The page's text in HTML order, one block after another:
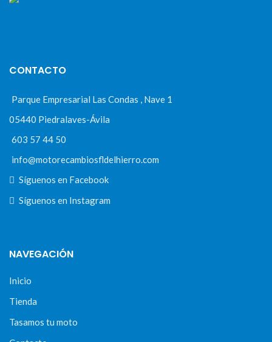
CONTACTO
Parque Empresarial Las Condas , Nave 1
05440 Piedralaves-Ávila
603 57 44 50
info@motorecambiosfldelhierro.com
Síguenos en Facebook
Síguenos en Instagram
NAVEGACIÓN
Inicio
Tienda
Tasamos tu moto